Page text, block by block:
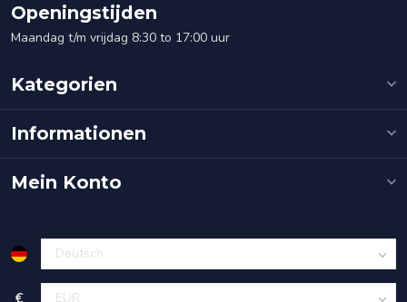
Openingstijden
Maandag t/m vrijdag 8:30 to 17:00 uur
Kategorien
Informationen
Mein Konto
€